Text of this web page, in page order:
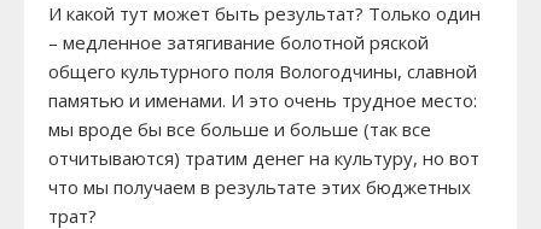
И какой тут может быть результат? Только один
– медленное затягивание болотной ряской
общего культурного поля Вологодчины, славной
памятью и именами. И это очень трудное место:
мы вроде бы все больше и больше (так все
отчитываются) тратим денег на культуру, но вот
что мы получаем в результате этих бюджетных
трат?